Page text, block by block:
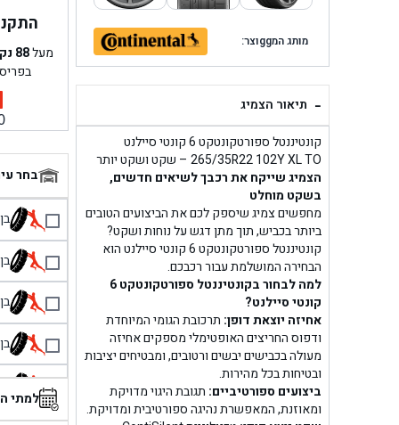
מותג המggוצר:
- תיאור הצמיג
קונטיננטל ספורטקונטקט 6 קונטי סיילנט
265/35R22 102Y XL TO – שקט ושקט יותר
הצמיג שייקח את רכבך לשיאים חדשים,
בשקט מוחלט
מחפשים צמיג שיספק לכם את הביצועים הטובים
ביותר בכביש, תוך מתן דגש על נוחות ושקט?
קונטיננטל ספורטקונטקט 6 קונטי סיילנט הוא
הבחירה המושלמת עבור רכבכם.
למה לבחור בקונטיננטל ספורטקונטקט 6
קונטי סיילנט?
אחיזה יוצאת דופן: תרכובת הגומי המיוחדת
ודפוס החריצים האופטימלי מספקים אחיזה
מעולה בכבישים יבשים ורטובים, ומבטיחים יציבות
ובטיחות בכל מהירות.
ביצועים ספורטיביים: תגובת היגוי מדויקת
ומאוזנת, המאפשרת נהיגה ספורטיבית ומדויקת.
מעל88
בחר
בן
בן
בן
בן
למתי